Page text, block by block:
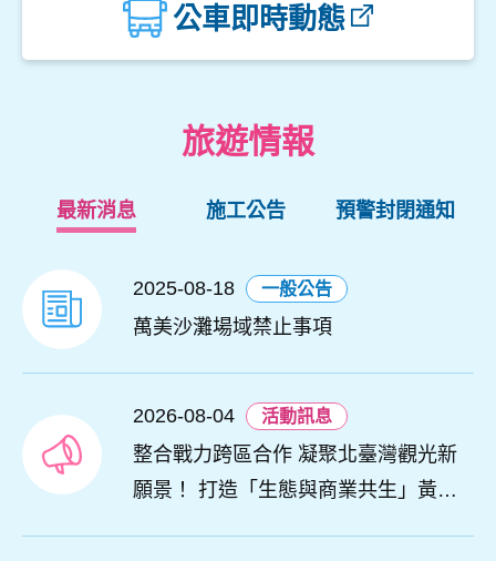
中角灣停車場公車即時動態
旅遊情報
最新消息
2025-08-18 一般公告
萬美沙灘場域禁止事項
2026-08-04 活動訊息
整合戰力跨區合作 凝聚北臺灣觀光新
願景！ 打造「生態與商業共生」黃金
施工公告 預警封閉通知